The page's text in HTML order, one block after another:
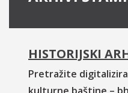
HISTORIJSKI
Pretražite